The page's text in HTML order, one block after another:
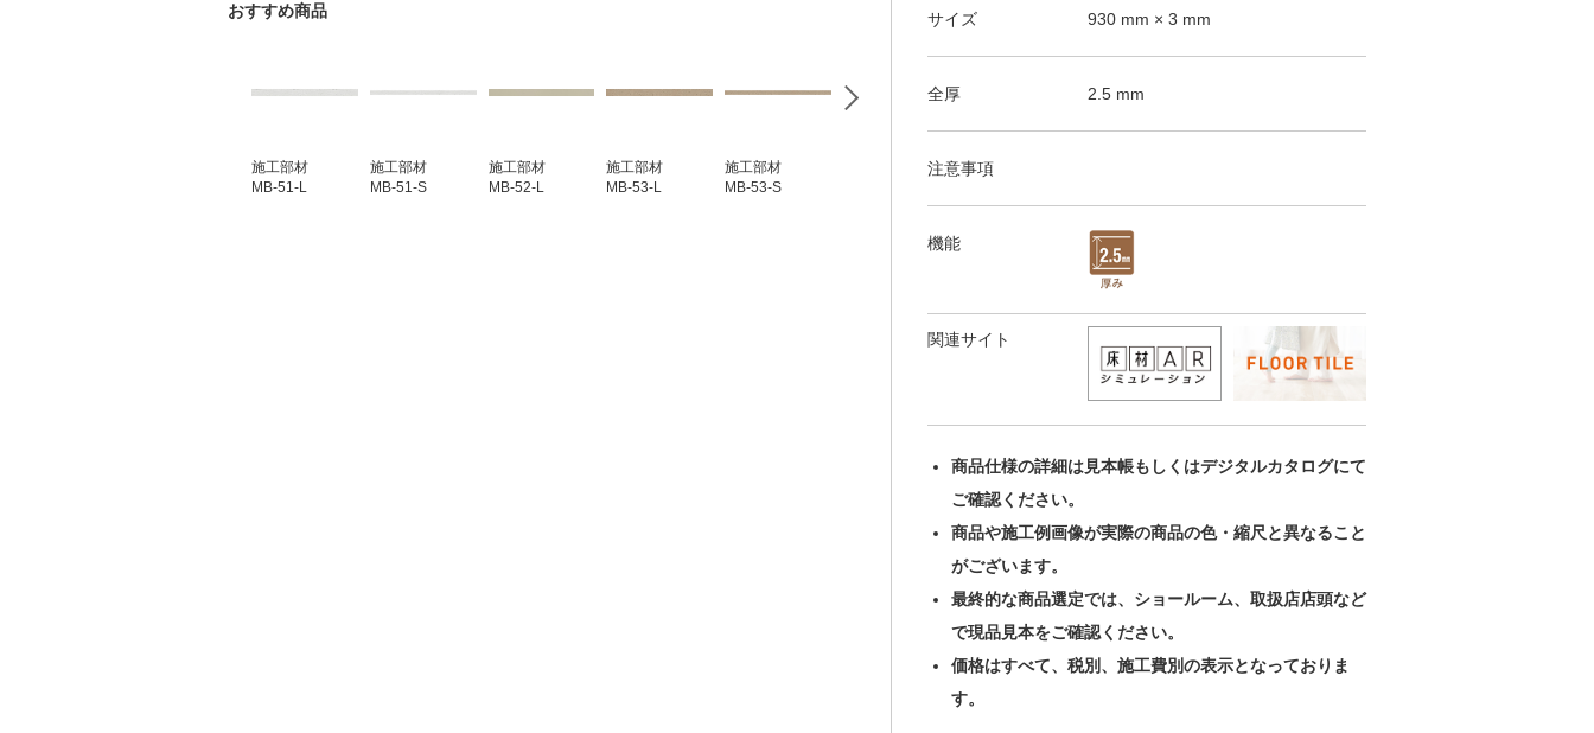
おすすめ商品
施工部材
MB-51-L
施工部材
MB-51-S
施工部材
MB-52-L
施工部材
MB-53-L
施工部材
MB-53-S
施工部材
サイズ 930 mm × 3 mm
全厚 2.5 mm
注意事項
機能
関連サイト
商品仕様の詳細は見本帳もしくはデジタルカタログにて
ご確認ください。
商品や施工例画像が実際の商品の色・縮尺と異なること
がございます。
最終的な商品選定では、ショールーム、取扱店店頭など
で現品見本をご確認ください。
価格はすべて、税別、施工費別の表示となっておりま
す。